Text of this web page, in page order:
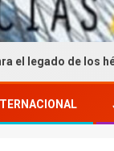
de los héroes que